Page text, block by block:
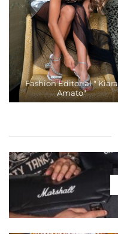
Fashion Editorial " Kiara
Amato"